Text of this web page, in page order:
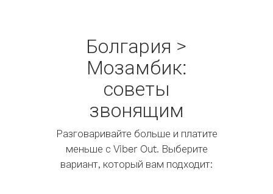
Болгария >
Мозамбик:
советы
звонящим
Разговаривайте больше и платите
меньше с Viber Out. Выберите
вариант, который вам подходит: